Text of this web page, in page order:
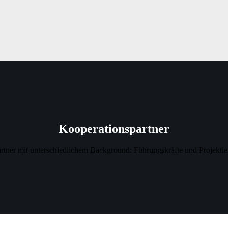
Kooperationspartner
mit unterschiedlichem Background: Führungskräfte und